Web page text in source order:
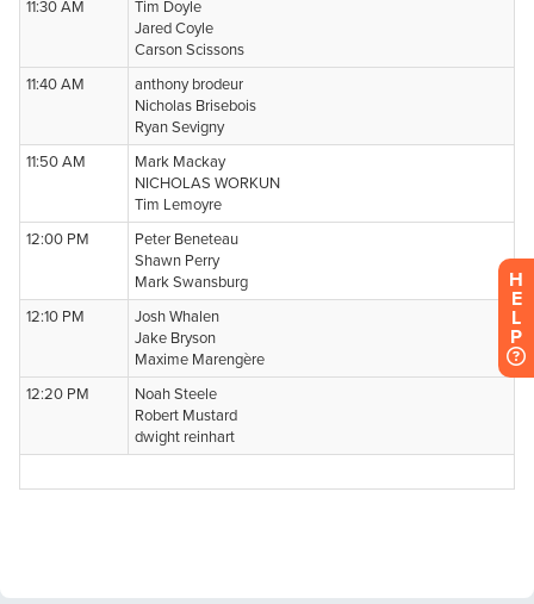
H
E
L
P